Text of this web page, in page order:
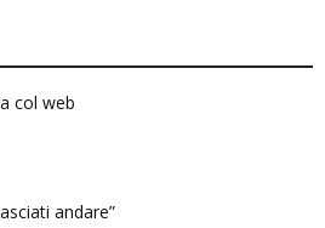
col web
andare”